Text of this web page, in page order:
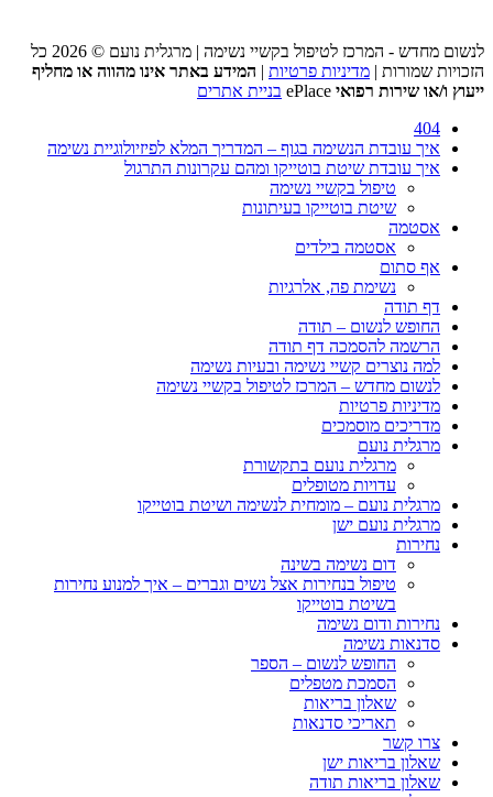
לנשום מחדש - המרכז לטיפול בקשיי נשימה | מרגלית נועם © 2026 כל
הזכויות שמורות | מדיניות פרטיות | המידע באתר אינו מהווה או מחליף
ייעוץ ו/או שירות רפואי ePlace בניית אתרים
404
איך עובדת הנשימה בגוף – המדריך המלא לפיזיולוגיית נשימה
איך עובדת שיטת בוטייקו ומהם עקרונות התרגול
טיפול בקשיי נשימה
שיטת בוטייקו בעיתונות
אסטמה
אסטמה בילדים
אף סתום
נשימת פה, אלרגיות
דף תודה
החופש לנשום – תודה
הרשמה להסמכה דף תודה
למה נוצרים קשיי נשימה ובעיות נשימה
לנשום מחדש – המרכז לטיפול בקשיי נשימה
מדיניות פרטיות
מדריכים מוסמכים
מרגלית נועם
מרגלית נועם בתקשורת
עדויות מטופלים
מרגלית נועם – מומחית לנשימה ושיטת בוטייקו
מרגלית נועם ישן
נחירות
דום נשימה בשינה
טיפול בנחירות אצל נשים וגברים – איך למנוע נחירות
בשיטת בוטייקו
נחירות ודום נשימה
סדנאות נשימה
החופש לנשום – הספר
הסמכת מטפלים
שאלון בריאות
תאריכי סדנאות
צרו קשר
שאלון בריאות ישן
שאלון בריאות תודה